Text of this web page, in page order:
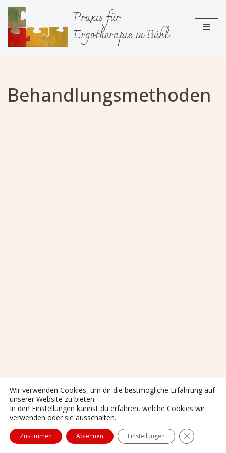
Zum
Inhalt
Praxis für
Ergotherapie in Bühl
Behandlungsmethoden
Impressum
Datenschutzerklärung
Haftungsauschluss
Sitemap
Neve| Präsentiert vonWordPress
Wir verwenden Cookies, um dir die bestmögliche Erfahrung auf
unserer Website zu bieten.
In den Einstellungen kannst du erfahren, welche Cookies wir
verwenden oder sie ausschalten.
Zustimmen Ablehnen Einstellungen GDPR